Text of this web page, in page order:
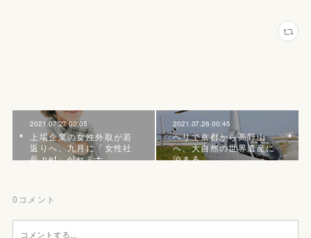
2021.07.27 00:05
上場企業の女性外取が若
返りへ、九月に「女性社
長.net」がセミナ
2021.07.26 00:45
ヘリで京都から高野山
へ、大自然の世界遺産に
泊まる
0 コメント